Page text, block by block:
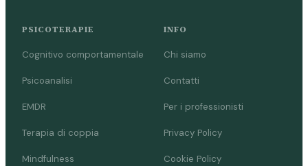
PSICOTERAPIE
Cognitivo comportamentale
Psicoanalisi
EMDR
Terapia di coppia
Mindfulness
INFO
Chi siamo
Contatti
Per i professionisti
Privacy Policy
Cookie Policy